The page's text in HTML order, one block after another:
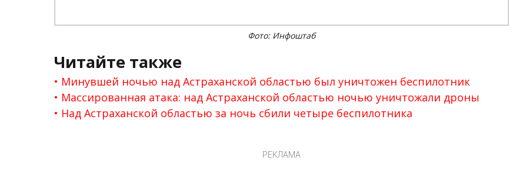
Фото: Инфоштаб
Читайте также
Минувшей ночью над Астраханской областью был уничтожен беспилотник
Массированная атака: над Астраханской областью ночью уничтожали дроны
Над Астраханской областью за ночь сбили четыре беспилотника
РЕКЛАМА